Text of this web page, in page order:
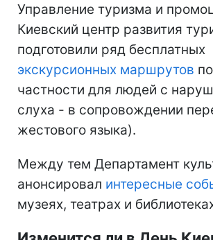
Управление туризма и
Киевский центр развития
подготовили ряд бесплатных
экскурсионных маршрутов
частности для людей с
слуха - в сопровождении
жестового языка).
Между тем Департамент
анонсировал интересные
музеях, театрах и